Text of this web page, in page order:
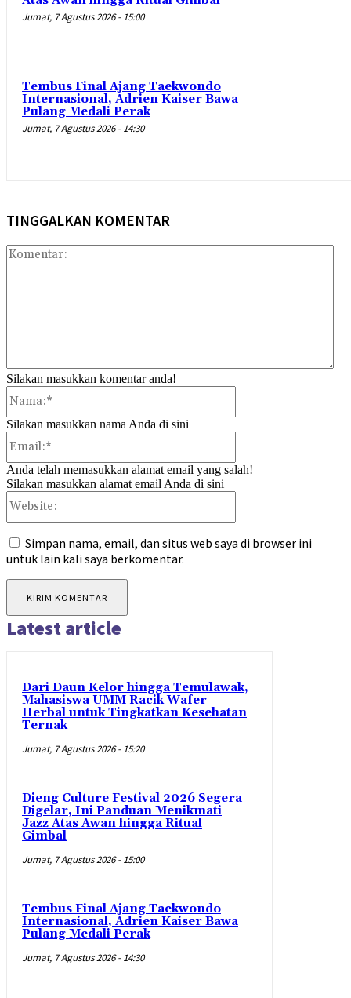
Jumat, 7 Agustus 2026 - 15:00
Tembus Final Ajang Taekwondo
Internasional, Adrien Kaiser Bawa
Pulang Medali Perak
Jumat, 7 Agustus 2026 - 14:30
TINGGALKAN KOMENTAR
Silakan masukkan komentar anda!
Silakan masukkan nama Anda di sini
Anda telah memasukkan alamat email yang salah!
Silakan masukkan alamat email Anda di sini
Simpan nama, email, dan situs web saya di browser ini
untuk lain kali saya berkomentar.
Latest article
Dari Daun Kelor hingga Temulawak,
Mahasiswa UMM Racik Wafer
Herbal untuk Tingkatkan Kesehatan
Ternak
Jumat, 7 Agustus 2026 - 15:20
Dieng Culture Festival 2026 Segera
Digelar, Ini Panduan Menikmati
Jazz Atas Awan hingga Ritual
Gimbal
Jumat, 7 Agustus 2026 - 15:00
Tembus Final Ajang Taekwondo
Internasional, Adrien Kaiser Bawa
Pulang Medali Perak
Jumat, 7 Agustus 2026 - 14:30